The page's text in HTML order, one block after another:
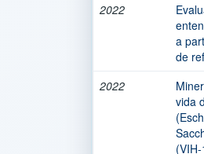
2022
a
de
2022
vida